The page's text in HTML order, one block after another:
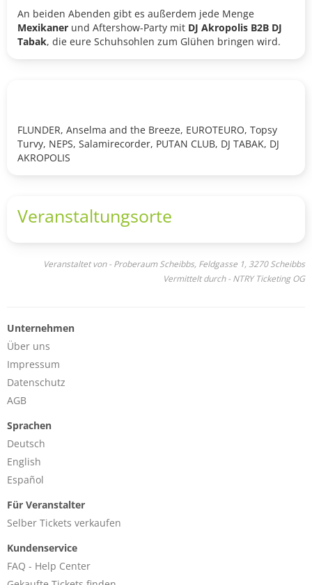
An beiden Abenden gibt es außerdem jede Menge
Mexikaner und Aftershow-Party mit DJ Akropolis B2B DJ
Tabak, die eure Schuhsohlen zum Glühen bringen wird.
FLUNDER, Anselma and the Breeze, EUROTEURO, Topsy
Turvy, NEPS, Salamirecorder, PUTAN CLUB, DJ TABAK, DJ
AKROPOLIS
Veranstaltungsorte
Veranstaltet von - Proberaum Scheibbs, Feldgasse 1, 3270 Scheibbs
Vermittelt durch - NTRY Ticketing OG
Unternehmen
Über uns
Impressum
Datenschutz
AGB
Sprachen
Deutsch
English
Español
Für Veranstalter
Selber Tickets verkaufen
Kundenservice
FAQ - Help Center